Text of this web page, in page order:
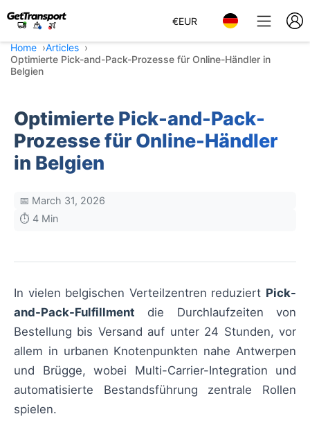
€EUR
Home
Articles
Optimierte Pick-and-Pack-Prozesse für Online-Händler in
Belgien
Optimierte Pick-and-Pack-
Prozesse für Online-Händler
in Belgien
📅 March 31, 2026
⏱️ 4 Min
In vielen belgischen Verteilzentren reduziert Pick-
and-Pack-Fulfillment die Durchlaufzeiten von
Bestellung bis Versand auf unter 24 Stunden, vor
allem in urbanen Knotenpunkten nahe Antwerpen
und Brügge, wobei Multi-Carrier-Integration und
automatisierte Bestandsführung zentrale Rollen
spielen.